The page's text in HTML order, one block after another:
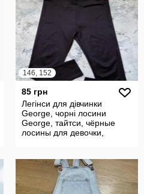
146, 152
85 грн
Легінси для дівчинки
George, чорні лосини
George, тайтси, чёрные
лосины для девочки,